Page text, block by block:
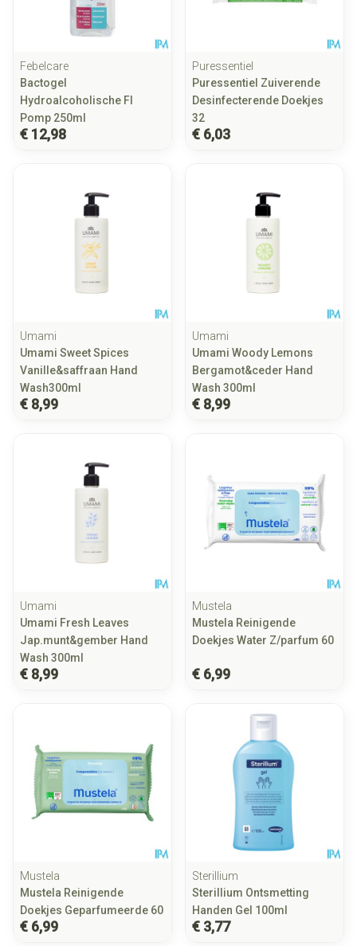
Febelcare
Bactogel
Hydroalcoholische Fl
Pomp 250ml
€ 12,98
Puressentiel
Puressentiel Zuiverende
Desinfecterende Doekjes
32
€ 6,03
Umami
Umami Sweet Spices
Vanille&saffraan Hand
Wash300ml
€ 8,99
Umami
Umami Woody Lemons
Bergamot&ceder Hand
Wash 300ml
€ 8,99
Umami
Umami Fresh Leaves
Jap.munt&gember Hand
Wash 300ml
€ 8,99
Mustela
Mustela Reinigende
Doekjes Water Z/parfum 60
€ 6,99
Mustela
Mustela Reinigende
Doekjes Geparfumeerde 60
€ 6,99
Sterillium
Sterillium Ontsmetting
Handen Gel 100ml
€ 3,77